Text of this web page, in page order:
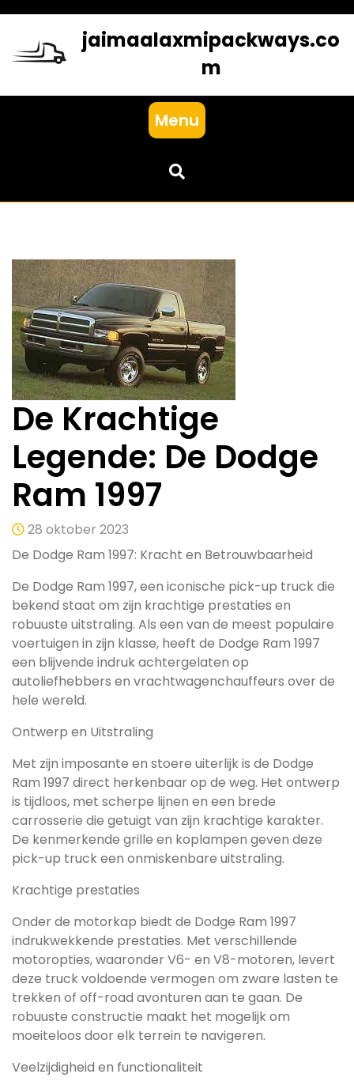
content
jaimaalaxmipackways.co
m
Menu
De Krachtige
Legende: De Dodge
Ram 1997
28 oktober 2023
De Dodge Ram 1997: Kracht en Betrouwbaarheid
De Dodge Ram 1997, een iconische pick-up truck die
bekend staat om zijn krachtige prestaties en
robuuste uitstraling. Als een van de meest populaire
voertuigen in zijn klasse, heeft de Dodge Ram 1997
een blijvende indruk achtergelaten op
autoliefhebbers en vrachtwagenchauffeurs over de
hele wereld.
Ontwerp en Uitstraling
Met zijn imposante en stoere uiterlijk is de Dodge
Ram 1997 direct herkenbaar op de weg. Het ontwerp
is tijdloos, met scherpe lijnen en een brede
carrosserie die getuigt van zijn krachtige karakter.
De kenmerkende grille en koplampen geven deze
pick-up truck een onmiskenbare uitstraling.
Krachtige prestaties
Onder de motorkap biedt de Dodge Ram 1997
indrukwekkende prestaties. Met verschillende
motoropties, waaronder V6- en V8-motoren, levert
deze truck voldoende vermogen om zware lasten te
trekken of off-road avonturen aan te gaan. De
robuuste constructie maakt het mogelijk om
moeiteloos door elk terrein te navigeren.
Veelzijdigheid en functionaliteit